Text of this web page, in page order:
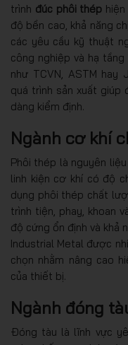
trình đúc phôi thép
độ bền cao, khả năng
các yêu cầu kỹ thuật
công nghiệp và hạ
như TCVN, ASTM
quá trình sản xuất
dàng kiểm định.
Ngành cơ khí
Phôi thép là nguyên
linh kiện cơ khí có độ
dụng phôi thép chất
trình tiện, phay, khoan
độ cứng ổn định và khả
Industrial Metal được
chọn nhằm nâng cao
của thiết bị.
Ngành đóng
Đóng tàu là lĩnh vực